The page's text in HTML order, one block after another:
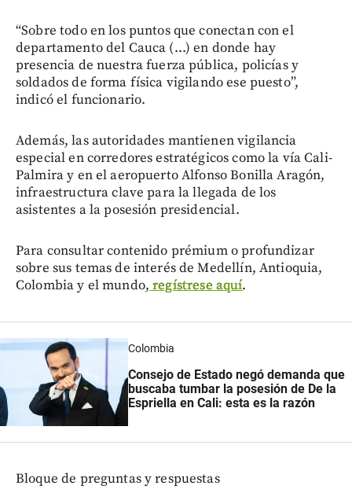
“Sobre todo en los puntos que conectan con el
departamento del Cauca (...) en donde hay
presencia de nuestra fuerza pública, policías y
soldados de forma física vigilando ese puesto”,
indicó el funcionario.
Además, las autoridades mantienen vigilancia
especial en corredores estratégicos como la vía Cali-
Palmira y en el aeropuerto Alfonso Bonilla Aragón,
infraestructura clave para la llegada de los
asistentes a la posesión presidencial.
Para consultar contenido prémium o profundizar
sobre sus temas de interés de Medellín, Antioquia,
Colombia y el mundo, regístrese aquí.
Colombia
Consejo de Estado negó demanda que
buscaba tumbar la posesión de De la
Espriella en Cali: esta es la razón
Bloque de preguntas y respuestas